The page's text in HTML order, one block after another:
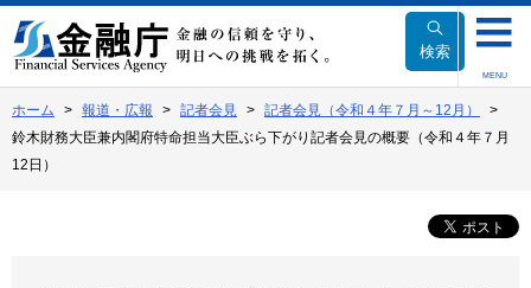
文
へ
動
検索
MENU
ホーム 報道・広報 記者会見
記者会見（令和４年７月～12月）
鈴木財務大臣兼内閣府特命担当大臣ぶら下がり記者会見の概要（令和４年７月
12日）